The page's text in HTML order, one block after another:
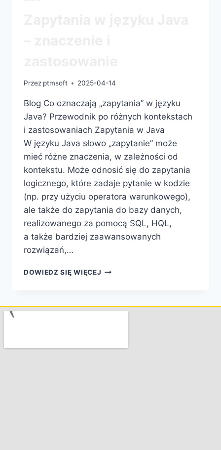
Przez ptmsoft 2025-04-14
Blog Co oznaczają „zapytania” w języku
Java? Przewodnik po różnych kontekstach
i zastosowaniach Zapytania w Java
W języku Java słowo „zapytanie” może
mieć różne znaczenia, w zależności od
kontekstu. Może odnosić się do zapytania
logicznego, które zadaje pytanie w kodzie
(np. przy użyciu operatora warunkowego),
ale także do zapytania do bazy danych,
realizowanego za pomocą SQL, HQL,
a także bardziej zaawansowanych
rozwiązań,…
DOWIEDZ SIĘ WIĘCEJ